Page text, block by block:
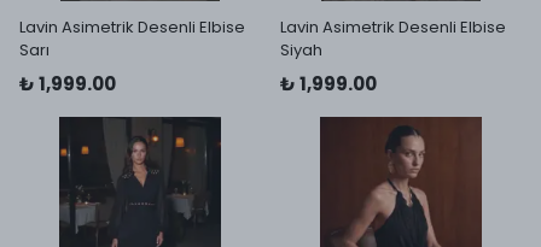
Lavin Asimetrik Desenli Elbise
Sarı
₺ 1,999.00
Lavin Asimetrik Desenli Elbise
Siyah
₺ 1,999.00